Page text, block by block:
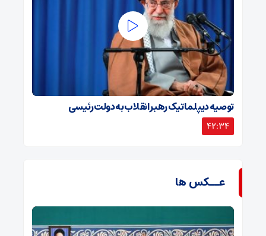
توصیه دیپلماتیک رهبر انقلاب به دولت رئیسی
42:34
عــکس ها